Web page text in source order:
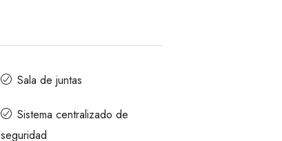
Sala de juntas
Sistema centralizado de
seguridad